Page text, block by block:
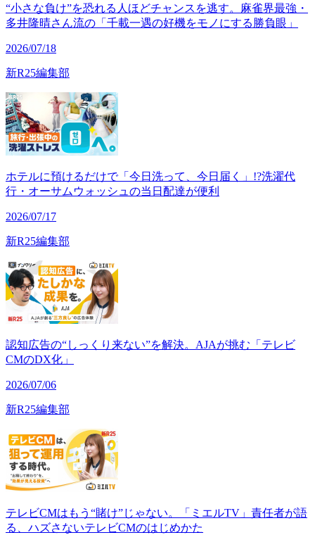
“小さな負け”を恐れる人ほどチャンスを逃す。麻雀界最強・
多井隆晴さん流の「千載一遇の好機をモノにする勝負眼」
2026/07/18
新R25編集部
ホテルに預けるだけで「今日洗って、今日届く」!?洗濯代
行・オーサムウォッシュの当日配達が便利
2026/07/17
新R25編集部
認知広告の“しっくり来ない”を解決。AJAが挑む「テレビ
CMのDX化」
2026/07/06
新R25編集部
テレビCMはもう“賭け”じゃない。「ミエルTV」責任者が語
る、ハズさないテレビCMのはじめかた